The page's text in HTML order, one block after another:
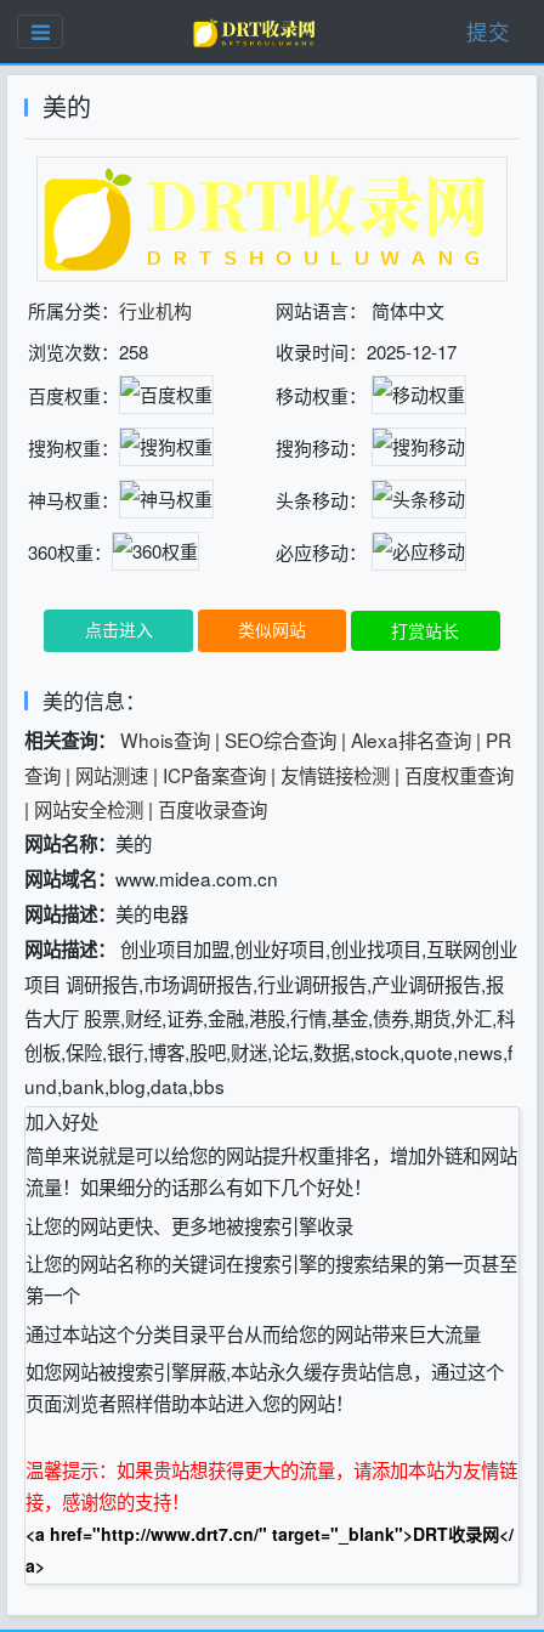
提交
美的
所属分类： 行业机构
网站语言： 简体中文
浏览次数：258
收录时间：2025-12-17
百度权重：
移动权重：
搜狗权重： 搜狗移动：
神马权重： 头条移动：
360权重： 必应移动：
点击进入 类似网站 打赏站长
美的信息：
相关查询： Whois查询 | SEO综合查询 | Alexa排名查询 | PR
查询 | 网站测速 | ICP备案查询 | 友情链接检测 | 百度权重查询
| 网站安全检测 | 百度收录查询
网站名称： 美的
网站域名： www.midea.com.cn
网站描述： 美的电器
网站描述： 创业项目加盟,创业好项目,创业找项目,互联网创业
项目 调研报告,市场调研报告,行业调研报告,产业调研报告,报
告大厅 股票,财经,证券,金融,港股,行情,基金,债券,期货,外汇,科
创板,保险,银行,博客,股吧,财迷,论坛,数据,stock,quote,news,f
und,bank,blog,data,bbs
加入好处
简单来说就是可以给您的网站提升权重排名，增加外链和网站
流量！如果细分的话那么有如下几个好处！
让您的网站更快、更多地被搜索引擎收录
让您的网站名称的关键词在搜索引擎的搜索结果的第一页甚至
第一个
通过本站这个分类目录平台从而给您的网站带来巨大流量
如您网站被搜索引擎屏蔽,本站永久缓存贵站信息，通过这个
页面浏览者照样借助本站进入您的网站！
温馨提示：如果贵站想获得更大的流量，请添加本站为友情链
接，感谢您的支持！
<a href="http://www.drt7.cn/" target="_blank">DRT收录网</
a>